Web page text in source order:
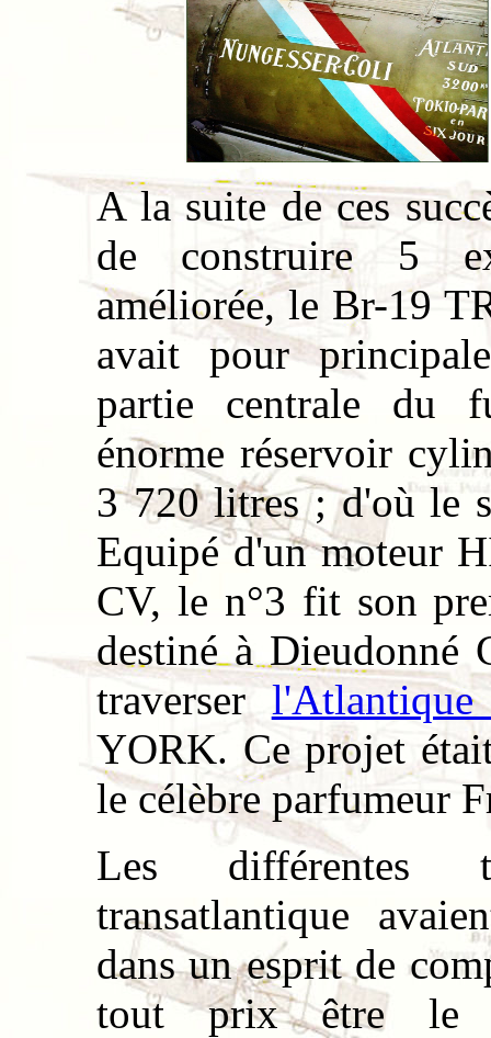
A la suite de ces
de construire 5
améliorée, le Br-19
avait pour
partie centrale du
énorme réservoir
3 720 litres ; d'où le
Equipé d'un moteur
CV, le n°3 fit son
destiné à Dieudonné
traverser
YORK. Ce projet
le célèbre parfumeur
Les différentes
transatlantique
dans un esprit de
tout prix être le